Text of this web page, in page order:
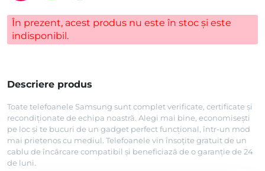
În prezent, acest produs nu este în stoc și este
indisponibil.
Descriere produs
Toate telefoanele Samsung sunt complet verificate, certificate și
recondiționate de echipa noastră. Alegi mai bine, economisești
pe loc și te bucuri de un gadget perfect funcțional, într-un mod
mai prietenos cu mediul. Telefoanele vin însoțite gratuit de un
cablu de încărcare compatibil și beneficiază de o garanție de 24
de luni.